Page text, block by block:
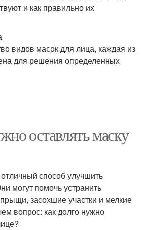
и как правильно их
видов масок для лица, каждая из
для решения определенных
оставлять маску
способ улучшить
могут помочь устранить
засохшие участки и мелкие
вопрос: как долго нужно